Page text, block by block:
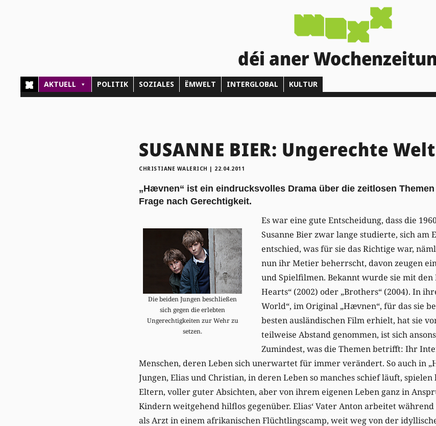
déi aner
AKTUELL POLITIK SOZIALES ËMWELT INTERGLOBAL KULTUR
SUSANNE BIER: Ungerechte Welt
CHRISTIANE WALERICH | 22.04.2011
„Hævnen“ ist ein eindrucksvolles Drama über die zeitlosen
Frage nach Gerechtigkeit.
Die beiden Jungen beschließen
sich gegen die erlebten
Ungerechtigkeiten zur Wehr zu
setzen.
Es war eine gute Entscheidung, dass die
Susanne Bier zwar lange studierte, sich am
entschied, was für sie das Richtige war,
nun ihr Metier beherrscht, davon zeugen
und Spielfilmen. Bekannt wurde sie mit den
Hearts“ (2002) oder „Brothers“ (2004). In
World“, im Original „Hævnen“, für das sie
besten ausländischen Film erhielt, hat sie
teilweise Abstand genommen, ist sich
Zumindest, was die Themen betrifft: Ihr
Menschen, deren Leben sich unerwartet für immer verändert. So auch in
Jungen, Elias und Christian, in deren Leben so manches schief läuft,
Eltern, voller guter Absichten, aber von ihrem eigenen Leben ganz in
Kindern weitgehend hilflos gegenüber. Elias‘ Vater Anton arbeitet während
als Arzt in einem afrikanischen Flüchtlingscamp, weit weg von der